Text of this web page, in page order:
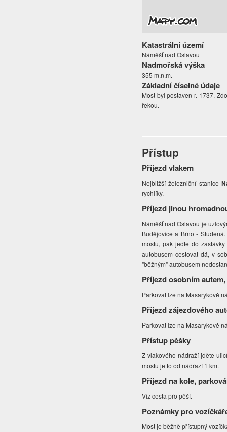
Katastrální území
Náměšť nad Oslavou
Nadmořská výška
355 m.n.m.
Základní číselné údaje
Most byl postaven r. 1737.
řekou.
Přístup
Příjezd vlakem
Nejbližší železniční stanice
rychlíky.
Příjezd jinou
Náměšť nad Oslavou je
Budějovice a Brno -
mostu, pak jeďte do zastávky
autobusem cestovat dá, v
"běžným" autobusem
Příjezd osobním
Parkovat lze na Masarykově
Příjezd zájezdového
Parkovat lze na Masarykově
Přístup pěšky
Z vlakového nádraží jděte
mostu je to od nádraží 1 km.
Příjezd na kole,
Viz cesta pro pěší.
Poznámky pro
Most je běžně přístupný